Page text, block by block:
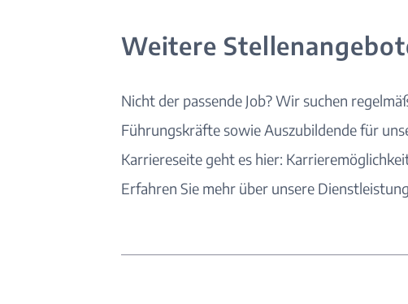
Weitere
Nicht der passende Job? Wir suchen
Führungskräfte sowie Auszubildende für
Karriereseite geht es hier:
Erfahren Sie mehr über unsere